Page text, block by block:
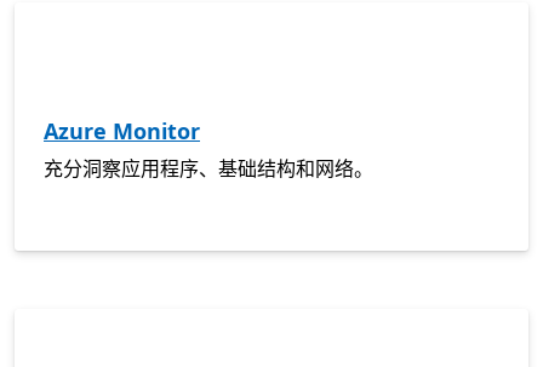
Azure Monitor
充分洞察应用程序、基础结构和网络。